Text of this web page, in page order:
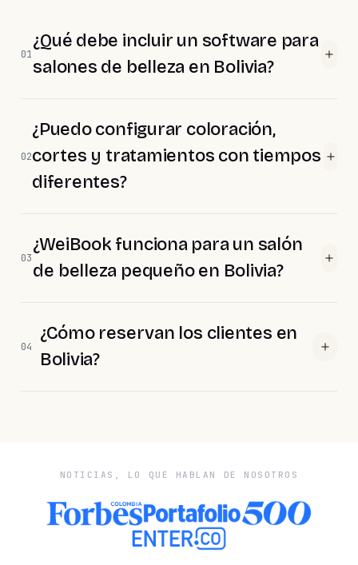
01
¿Qué debe incluir un software para
salones de belleza en Bolivia?
02
¿Puedo configurar coloración,
cortes y tratamientos con tiempos
diferentes?
03
¿WeiBook funciona para un salón
de belleza pequeño en Bolivia?
04
¿Cómo reservan los clientes en
Bolivia?
NOTICIAS, LO QUE HABLAN DE NOSOTROS